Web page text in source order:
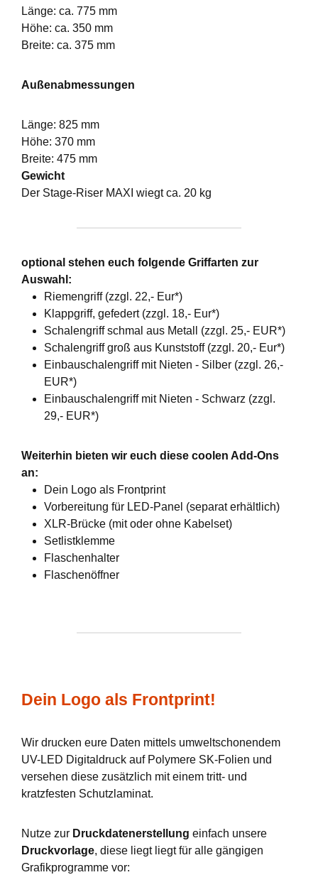
Länge: ca. 775 mm
Höhe: ca. 350 mm
Breite: ca. 375 mm
Außenabmessungen
Länge: 825 mm
Höhe: 370 mm
Breite: 475 mm
Gewicht
Der Stage-Riser MAXI wiegt ca. 20 kg
optional stehen euch folgende Griffarten zur
Auswahl:
Riemengriff (zzgl. 22,- Eur*)
Klappgriff, gefedert (zzgl. 18,- Eur*)
Schalengriff schmal aus Metall (zzgl. 25,- EUR*)
Schalengriff groß aus Kunststoff (zzgl. 20,- Eur*)
Einbauschalengriff mit Nieten - Silber (zzgl. 26,-
EUR*)
Einbauschalengriff mit Nieten - Schwarz (zzgl.
29,- EUR*)
Weiterhin bieten wir euch diese coolen Add-Ons
an:
Dein Logo als Frontprint
Vorbereitung für LED-Panel (separat erhältlich)
XLR-Brücke (mit oder ohne Kabelset)
Setlistklemme
Flaschenhalter
Flaschenöffner
Dein Logo als Frontprint!
Wir drucken eure Daten mittels umweltschonendem
UV-LED Digitaldruck auf Polymere SK-Folien und
versehen diese zusätzlich mit einem tritt- und
kratzfesten Schutzlaminat.
Nutze zur Druckdatenerstellung einfach unsere
Druckvorlage, diese liegt liegt für alle gängigen
Grafikprogramme vor: